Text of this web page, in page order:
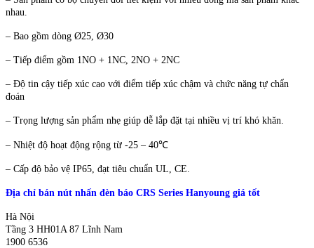
nhau.
– Bao gồm dòng Ø25, Ø30
– Tiếp điểm gồm 1NO + 1NC, 2NO + 2NC
– Độ tin cậy tiếp xúc cao với điểm tiếp xúc chậm và chức năng tự chẩn
đoán
– Trọng lượng sản phẩm nhẹ giúp dễ lắp đặt tại nhiều vị trí khó khăn.
– Nhiệt độ hoạt động rộng từ -25 – 40℃
– Cấp độ bảo vệ IP65, đạt tiêu chuẩn UL, CE.
Địa chỉ bán nút nhấn đèn báo CRS Series Hanyoung giá tốt
Hà Nội
Tầng 3 HH01A 87 Lĩnh Nam
1900 6536